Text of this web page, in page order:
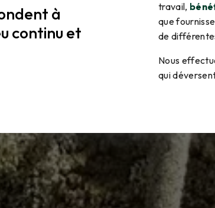
à
continu et
travail,
que
de
Nous
qui